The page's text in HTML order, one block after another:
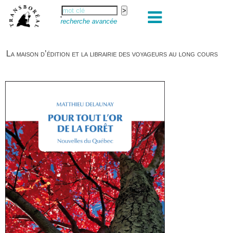
recherche avancée
La maison d’édition et la librairie des voyageurs au long cours